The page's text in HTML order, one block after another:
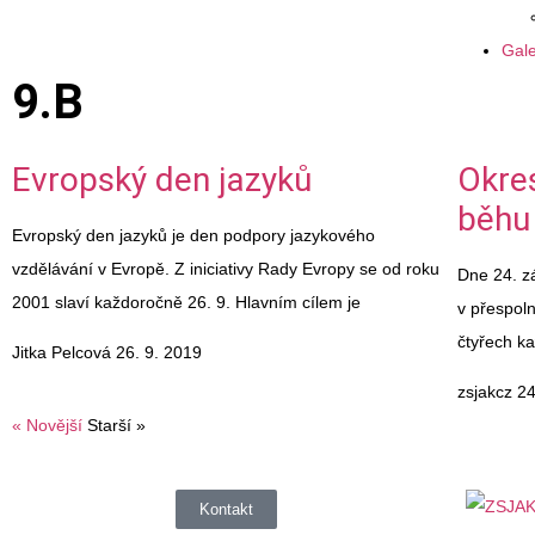
9.B
Evropský den jazyků
Evropský den jazyků je den podpory jazykového
vzdělávání v Evropě. Z iniciativy Rady Evropy se od roku
2001 slaví každoročně 26. 9. Hlavním cílem je
Jitka Pelcová 26. 9. 2019
běhu
Dne 24.
v
čtyřech
zsjakcz
« Novější Starší »
Kontakt